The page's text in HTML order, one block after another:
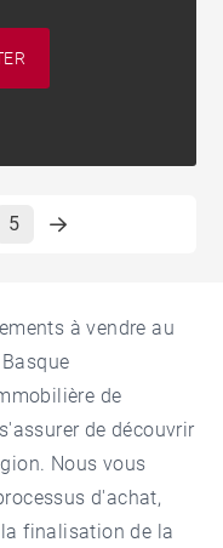
5
à vendre au
de
de découvrir
Nous vous
d'achat,
finalisation de la